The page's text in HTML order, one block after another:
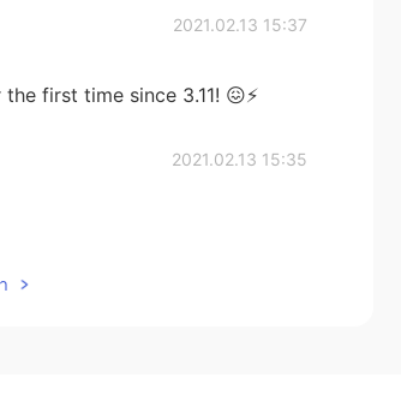
2021.02.13 15:37
first time since 3.11! 😖⚡
2021.02.13 15:35